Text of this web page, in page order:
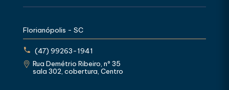
Florianópolis - SC
(47) 99263-1941
Rua Demétrio Ribeiro, nº 35
sala 302, cobertura, Centro